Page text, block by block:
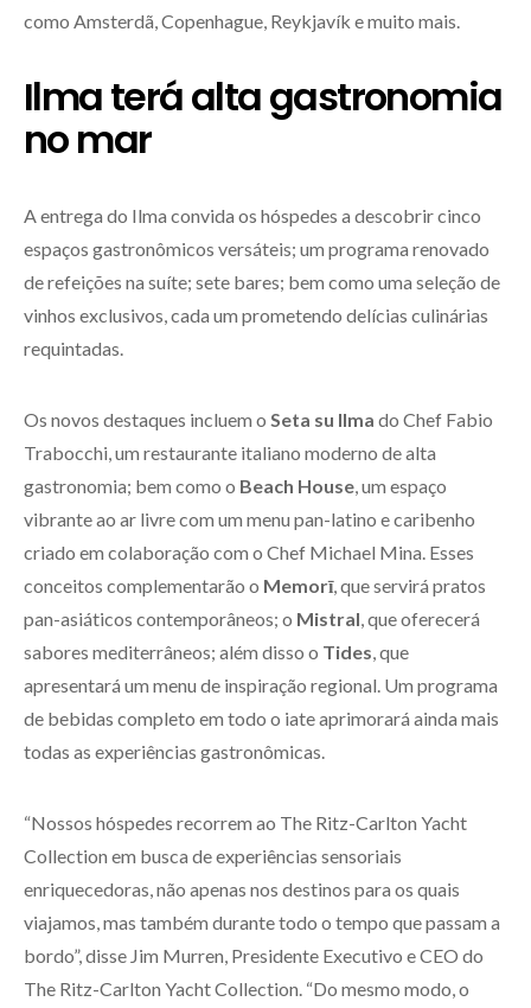
como Amsterdã, Copenhague, Reykjavík e muito mais.
Ilma terá alta gastronomia
no mar
A entrega do Ilma convida os hóspedes a descobrir cinco
espaços gastronômicos versáteis; um programa renovado
de refeições na suíte; sete bares; bem como uma seleção de
vinhos exclusivos, cada um prometendo delícias culinárias
requintadas.
Os novos destaques incluem o Seta su Ilma do Chef Fabio
Trabocchi, um restaurante italiano moderno de alta
gastronomia; bem como o Beach House , um espaço
vibrante ao ar livre com um menu pan-latino e caribenho
criado em colaboração com o Chef Michael Mina. Esses
conceitos complementarão o Memorī, que servirá pratos
pan-asiáticos contemporâneos; o Mistral , que oferecerá
sabores mediterrâneos; além disso o Tides , que
apresentará um menu de inspiração regional. Um programa
de bebidas completo em todo o iate aprimorará ainda mais
todas as experiências gastronômicas.
“Nossos hóspedes recorrem ao The Ritz-Carlton Yacht
Collection em busca de experiências sensoriais
enriquecedoras, não apenas nos destinos para os quais
viajamos, mas também durante todo o tempo que passam a
bordo”, disse Jim Murren, Presidente Executivo e CEO do
The Ritz-Carlton Yacht Collection. “Do mesmo modo, o